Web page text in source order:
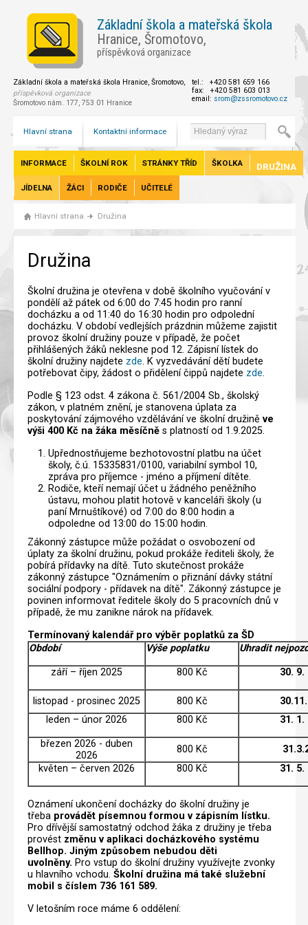
Základní škola a mateřská škola
Hranice, Šromotovo,
příspěvková organizace
Základní škola a mateřská škola Hranice, Šromotovo,
příspěvková organizace
Šromotovo nám. 177, 753 01 Hranice
tel.: +420 581 659 166
fax: +420 581 603 013
email: srom@zssromotovo.cz
Hlavní strana Kontaktní informace
INFORMACE ŠKOLNÍ ROK STRÁNKY TŘÍD ŠKOLKA DRUŽINA
JÍDELNA ŽÁCI RODIČE UČITELÉ
Hlavní strana Družina
Družina
Školní družina je otevřena v době školního vyučování v
pondělí až pátek od 6:00 do 7:45 hodin pro ranní
docházku a od 11:40 do 16:30 hodin pro odpolední
docházku. V období vedlejších prázdnin můžeme zajistit
provoz školní družiny pouze v případě, že počet
přihlášených žáků neklesne pod 12. Zápisní lístek do
školní družiny najdete zde. K vyzvedávání dětí budete
potřebovat čipy, žádost o přidělení čippů najdete zde.
Podle § 123 odst. 4 zákona č. 561/2004 Sb., školský
zákon, v platném znění, je stanovena úplata za
poskytování zájmového vzdělávání ve školní družině ve
výši 400 Kč na žáka měsíčně s platností od 1.9.2025.
Upřednostňujeme bezhotovostní platbu na účet
školy, č.ú. 15335831/0100, variabilní symbol 10,
zpráva pro příjemce - jméno a příjmení dítěte.
Rodiče, kteří nemají účet u žádného peněžního
ústavu, mohou platit hotově v kanceláři školy (u
paní Mrnuštíkové) od 7:00 do 8:00 hodin a
odpoledne od 13:00 do 15:00 hodin.
Zákonný zástupce může požádat o osvobození od
úplaty za školní družinu, pokud prokáže řediteli školy, že
pobírá přídavky na dítě. Tuto skutečnost prokáže
zákonný zástupce "Oznámením o přiznání dávky státní
sociální podpory - přídavek na dítě". Zákonný zástupce je
povinen informovat ředitele školy do 5 pracovních dnů v
případě, že mu zanikne nárok na přídavek.
Termínovaný kalendář pro výběr poplatků za ŠD
Období
Výše poplatku Uhradit
září – říjen 2025 800 Kč 30. 9.
listopad - prosinec 2025 800 Kč
leden – únor 2026
800 Kč 31. 1.
březen 2026 - duben
2026
800 Kč
květen – červen 2026
800 Kč 31. 5.
Oznámení ukončení docházky do školní družiny je
třeba provádět písemnou formou v zápisním lístku.
Pro dřívější samostatný odchod žáka z družiny je třeba
provést změnu v aplikaci docházkového systému
Bellhop. Jiným způsobem nebudou děti
uvolněny. Pro vstup do školní družiny využívejte zvonky
u hlavního vchodu. Školní družina má také služební
mobil s číslem 736 161 589.
V letošním roce máme 6 oddělení: